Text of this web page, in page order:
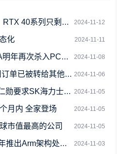
2024-11-12
系列只剩一根独苗
2024-11-11
化
2024-11-08
再次杀入PC市场
2024-11-06
已被转给其他供应商
2024-11-05
士HBM4内存提前6个月交货
2024-11-05
月内 全家登场
2024-11-05
市值最高的公司
2024-11-03
处理器：直面Intel与AMD